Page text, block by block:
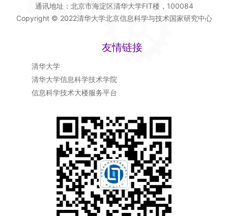
通讯地址：北京市海淀区清华大学FIT楼，100084
Copyright © 2022清华大学北京信息科学与技术国家研究中心
友情链接
清华大学
清华大学信息科学技术学院
信息科学技术大楼服务平台